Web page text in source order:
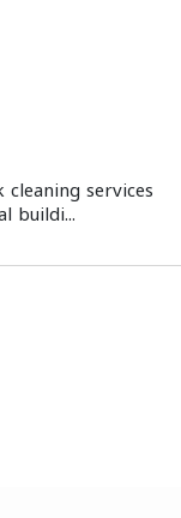
services
buildi...